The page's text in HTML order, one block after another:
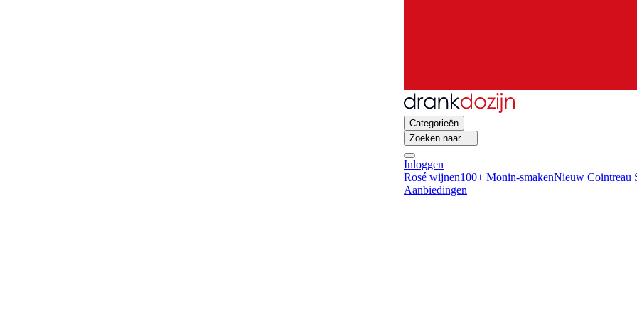
Categorieën
Zoeken naar ...
Inloggen
Rosé wijnen100+ Monin-smakenNieuw Cointreau
Aanbiedingen